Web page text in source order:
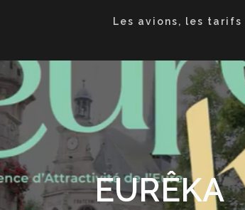
Les avions, les tarifs
EURÊKA